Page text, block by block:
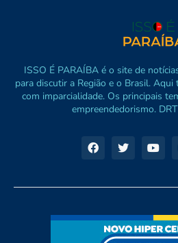
ISSO É PARAÍBA é o site de
para discutir a Região e o Brasil.
com imparcialidade. Os principais
empreendedorismo.